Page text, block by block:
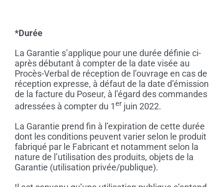
*Durée
La Garantie s’applique pour une durée définie ci-
après débutant à compter de la date visée au
Procès-Verbal de réception de l’ouvrage en cas de
réception expresse, à défaut de la date d’émission
de la facture du Poseur, à l’égard des commandes
adressées à compter du 1erjuin 2022.
La Garantie prend fin à l’expiration de cette durée
dont les conditions peuvent varier selon le produit
fabriqué par le Fabricant et notamment selon la
nature de l’utilisation des produits, objets de la
Garantie (utilisation privée/publique).